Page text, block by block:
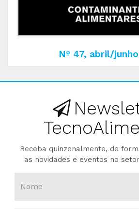
Nº 47, abril/
Receba quinzenalmente, de
as novidades e eventos no